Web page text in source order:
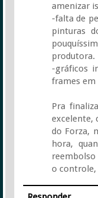
amenizar
-falta de
pinturas
produtora.
-gráficos
frames em
Pra
excelente,
do Forza,
hora,
o controle,